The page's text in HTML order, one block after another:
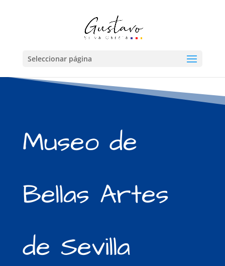
Seleccionar página
Museo de
Bellas Artes
de Sevilla